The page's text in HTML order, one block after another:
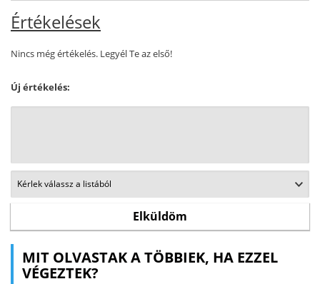
Értékelések
Nincs még értékelés. Legyél Te az első!
Új értékelés:
MIT OLVASTAK A TÖBBIEK, HA EZZEL
VÉGEZTEK?